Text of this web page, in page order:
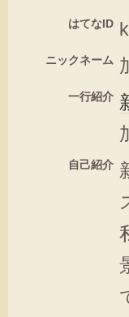
はてなID
ニックネーム
一行紹介
自己紹介